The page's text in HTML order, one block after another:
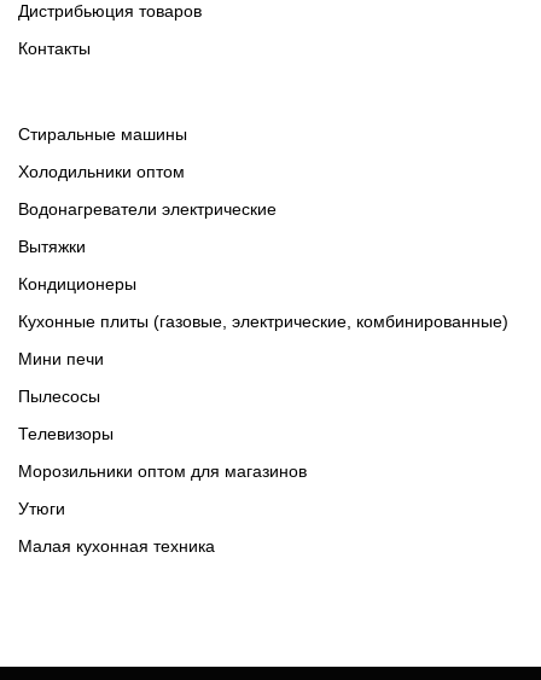
Дистрибьюция товаров
Контакты
Cтиральные машины
Холодильники оптом
Водонагреватели электрические
Вытяжки
Кондиционеры
Кухонные плиты (газовые, электрические, комбинированные)
Мини печи
Пылесосы
Телевизоры
Морозильники оптом для магазинов
Утюги
Малая кухонная техника